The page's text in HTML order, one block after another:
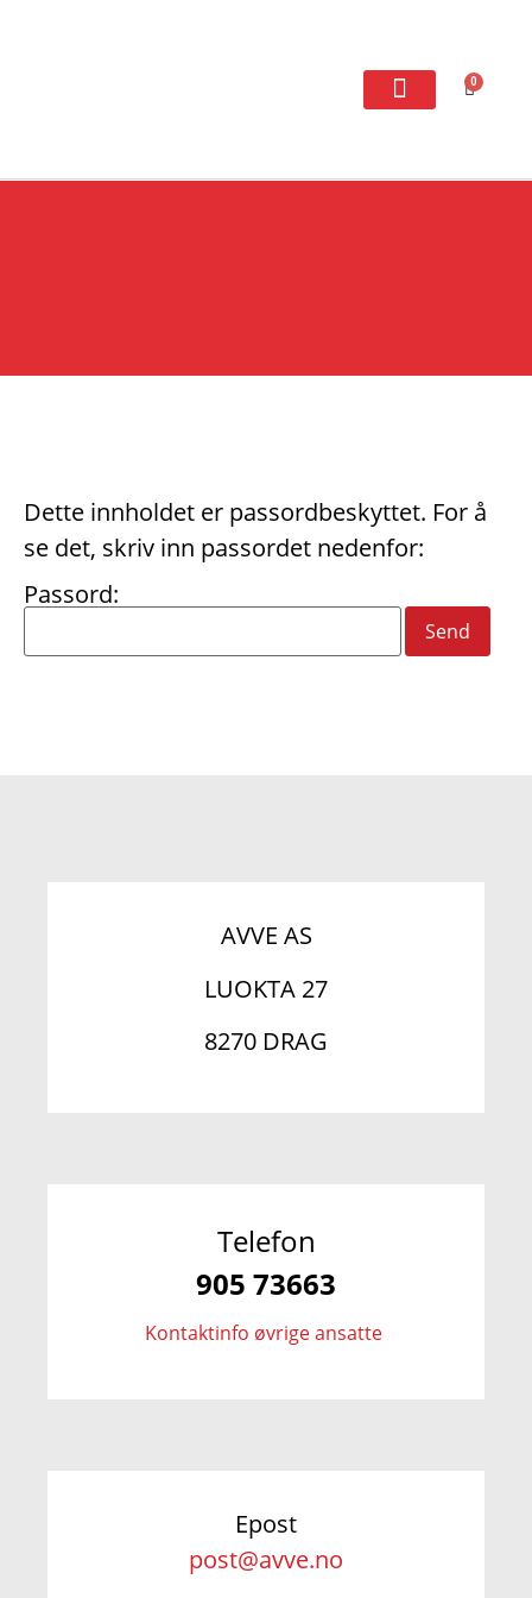
0
Dette innholdet er passordbeskyttet. For å
se det, skriv inn passordet nedenfor:
Passord:
AVVE AS
LUOKTA 27
8270 DRAG
Telefon
905 73663
Kontaktinfo øvrige ansatte
Epost
post@avve.no